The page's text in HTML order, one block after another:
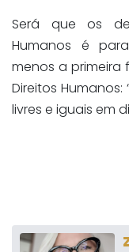
Será que os
Humanos é
menos a primeira
Direitos
livres e iguais em